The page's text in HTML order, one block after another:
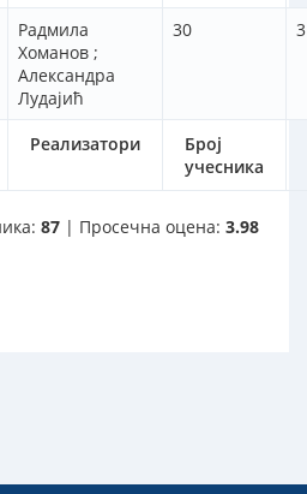
Реализатори
Број
учесника
Радмила
Хоманов ;
Александра
Лудајић
30
87 | Просечна оцена: 3.98